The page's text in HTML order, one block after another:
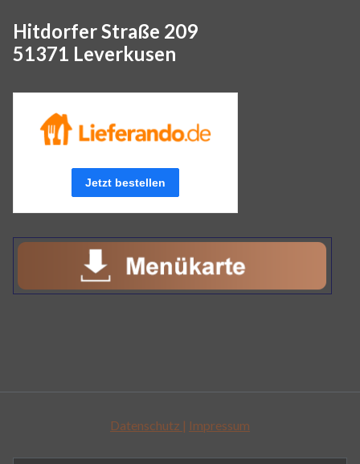
Hitdorfer Straße 209
51371 Leverkusen
Datenschutz | Impressum